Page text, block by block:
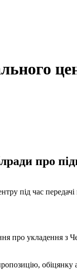
про
під час
укладення з